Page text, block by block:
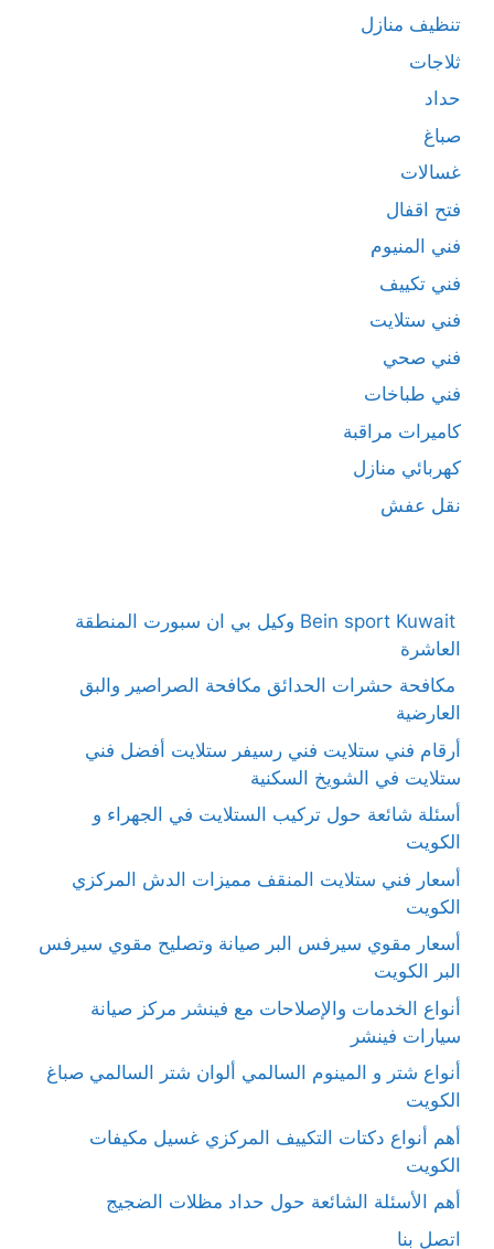
تنظيف منازل
ثلاجات
حداد
صباغ
غسالات
فتح اقفال
فني المنيوم
فني تكييف
فني ستلايت
فني صحي
فني طباخات
كاميرات مراقبة
كهربائي منازل
نقل عفش
Bein sport Kuwait وكيل بي ان سبورت المنطقة
العاشرة
مكافحة حشرات الحدائق مكافحة الصراصير والبق
العارضية
أرقام فني ستلايت فني رسيفر ستلايت أفضل فني
ستلايت في الشويخ السكنية
أسئلة شائعة حول تركيب الستلايت في الجهراء و
الكويت
أسعار فني ستلايت المنقف مميزات الدش المركزي
الكويت
أسعار مقوي سيرفس البر صيانة وتصليح مقوي سيرفس
البر الكويت
أنواع الخدمات والإصلاحات مع فينشر مركز صيانة
سيارات فينشر
أنواع شتر و المينوم السالمي ألوان شتر السالمي صباغ
الكويت
أهم أنواع دكتات التكييف المركزي غسيل مكيفات
الكويت
أهم الأسئلة الشائعة حول حداد مظلات الضجيج
اتصل بنا